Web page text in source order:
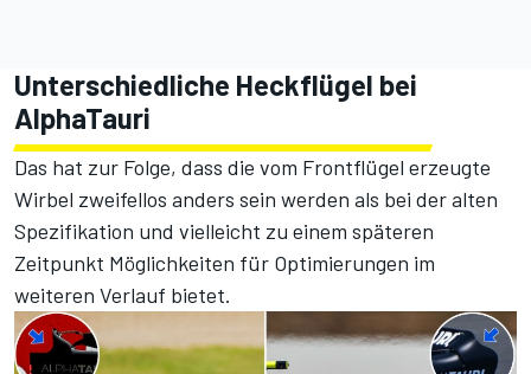
Unterschiedliche Heckflügel bei
AlphaTauri
Das hat zur Folge, dass die vom Frontflügel erzeugte
Wirbel zweifellos anders sein werden als bei der alten
Spezifikation und vielleicht zu einem späteren
Zeitpunkt Möglichkeiten für Optimierungen im
weiteren Verlauf bietet.